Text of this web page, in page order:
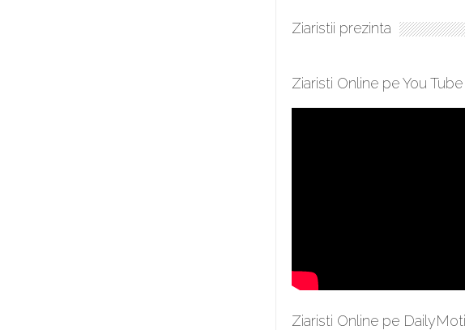
Ziaristii prezinta
Ziaristi Online pe You Tube
Ziaristi Online pe